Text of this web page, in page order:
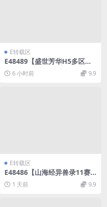
E转载区
E48489【盛世芳华H5多区跨
服代金券本地优化自动环境
版】手游VM单机镜像端+Linu
6 小时前 9.9
E转载区
E48486【山海经异兽录11赛
季全人物代金券内购版】手游
WIN手工架设服务端
1 天前 9.9